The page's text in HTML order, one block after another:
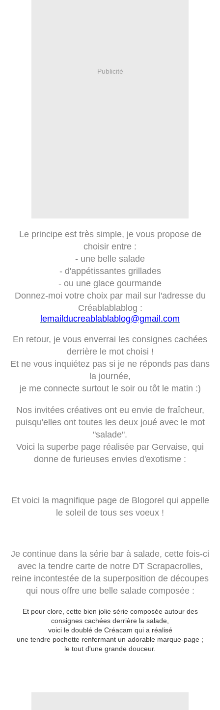
Publicité
Le principe est très simple, je vous propose de
choisir entre :
- une belle salade
- d'appétissantes grillades
- ou une glace gourmande
Donnez-moi votre choix par mail sur l'adresse du
Créablablablog :
lemailducreablablablog@gmail.com
En retour, je vous enverrai les consignes cachées
derrière le mot choisi !
Et ne vous inquiétez pas si je ne réponds pas dans
la journée,
je me connecte surtout le soir ou tôt le matin :)
Nos invitées créatives ont eu envie de fraîcheur,
puisqu'elles ont toutes les deux joué avec le mot
"salade".
Voici la superbe page réalisée par Gervaise, qui
donne de furieuses envies d'exotisme :
Et voici la magnifique page de Blogorel qui appelle
le soleil de tous ses voeux !
Je continue dans la série bar à salade, cette fois-ci
avec la tendre carte de notre DT Scrapacrolles,
reine incontestée de la superposition de découpes
qui nous offre une belle salade composée :
Et pour clore, cette bien jolie série composée autour des
consignes cachées derrière la salade,
voici le doublé de Créacam qui a réalisé
une tendre pochette renfermant un adorable marque-page ;
le tout d'une grande douceur.